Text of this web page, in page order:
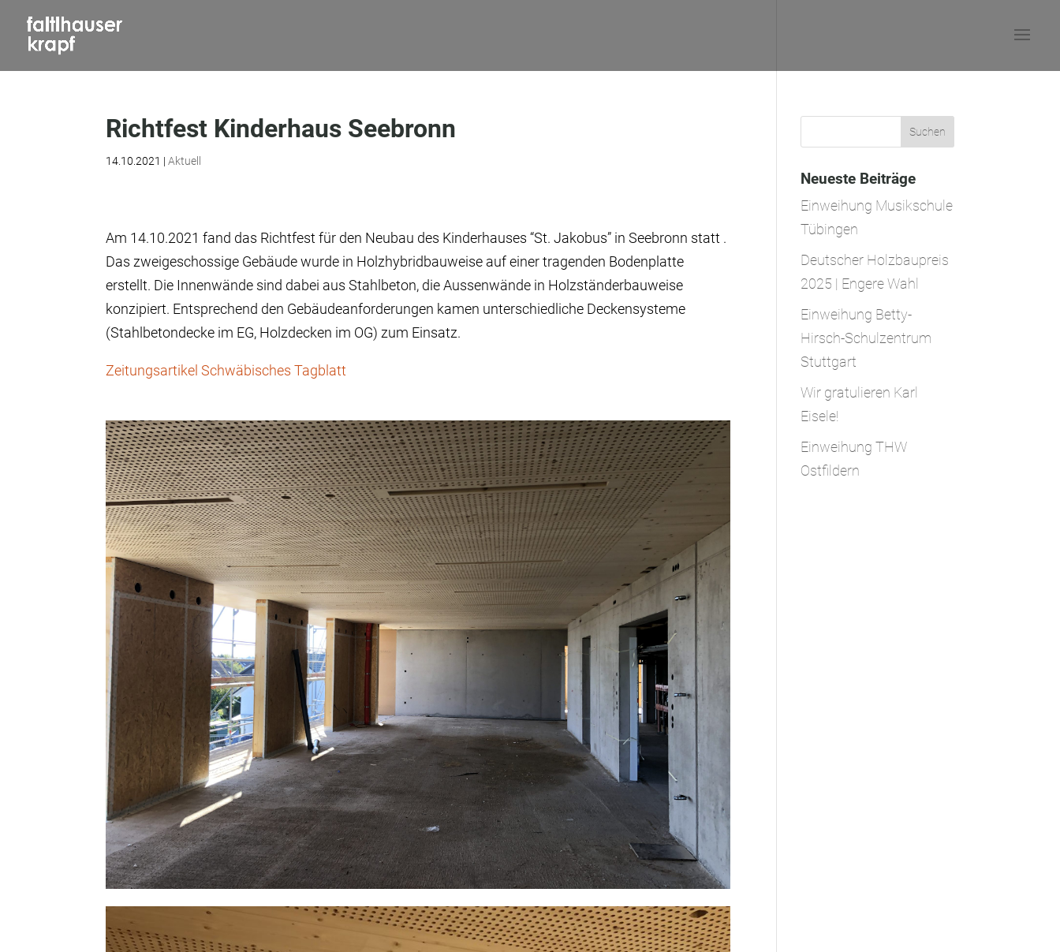
Richtfest Kinderhaus Seebronn
14.10.2021 |Aktuell
Am 14.10.2021 fand das Richtfest für den Neubau des Kinderhauses “St. Jakobus” in Seebronn statt .
Das zweigeschossige Gebäude wurde in Holzhybridbauweise auf einer tragenden Bodenplatte
erstellt. Die Innenwände sind dabei aus Stahlbeton, die Aussenwände in Holzständerbauweise
konzipiert. Entsprechend den Gebäudeanforderungen kamen unterschiedliche Deckensysteme
(Stahlbetondecke im EG, Holzdecken im OG) zum Einsatz.
Zeitungsartikel Schwäbisches Tagblatt
Neueste Beiträge
Einweihung Musikschule
Tübingen
Deutscher Holzbaupreis
2025 | Engere Wahl
Einweihung Betty-
Hirsch-Schulzentrum
Stuttgart
Wir gratulieren Karl
Eisele!
Einweihung THW
Ostfildern